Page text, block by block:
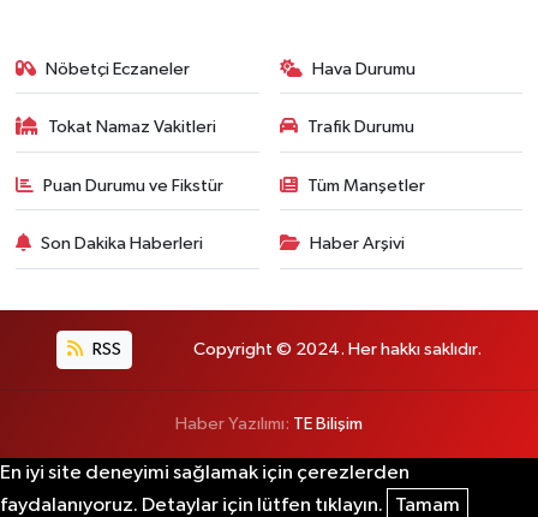
Nöbetçi Eczaneler Hava Durumu
Tokat Namaz Vakitleri Trafik Durumu
Puan Durumu ve Fikstür Tüm Manşetler
Son Dakika Haberleri Haber Arşivi
RSS Copyright © 2024. Her hakkı saklıdır.
Haber Yazılımı: TE Bilişim
En iyi site deneyimi sağlamak için çerezlerden
faydalanıyoruz. Detaylar için lütfen tıklayın.
Tamam